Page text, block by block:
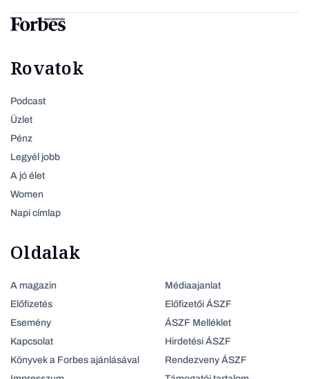
Rovatok
Podcast
Üzlet
Pénz
Legyél jobb
A jó élet
Women
Napi címlap
Oldalak
A magazin
Előfizetés
Esemény
Kapcsolat
Könyvek a Forbes ajánlásával
Médiaajanlat
Előfizetői ÁSZF
ÁSZF Melléklet
Hirdetési ÁSZF
Rendezveny ÁSZF